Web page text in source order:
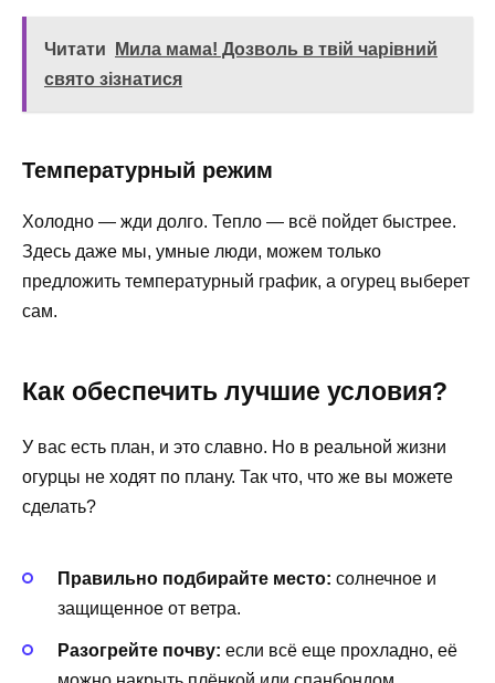
Читати
Мила мама! Дозволь в твій чарівний
свято зізнатися
Температурный режим
Холодно — жди долго. Тепло — всё пойдет быстрее.
Здесь даже мы, умные люди, можем только
предложить температурный график, а огурец выберет
сам.
Как обеспечить лучшие условия?
У вас есть план, и это славно. Но в реальной жизни
огурцы не ходят по плану. Так что, что же вы можете
сделать?
Правильно подбирайте место: солнечное и
защищенное от ветра.
Разогрейте почву: если всё еще прохладно, её